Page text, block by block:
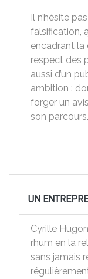
Il n’hésite
falsification,
encadrant la
respect des
aussi d’un
ambition :
forger un
son parcours.
UN
Cyrille
rhum en la
sans jamais